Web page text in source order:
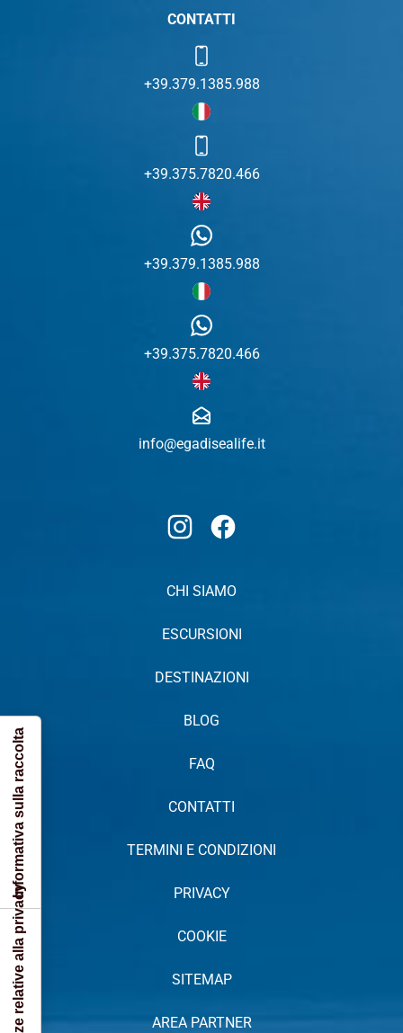
CONTATTI
+39.379.1385.988
+39.375.7820.466
+39.379.1385.988
+39.375.7820.466
info@egadisealife.it
InstagramFacebook
CHI SIAMO
ESCURSIONI
DESTINAZIONI
BLOG
FAQ
CONTATTI
TERMINI E CONDIZIONI
PRIVACY
COOKIE
SITEMAP
AREA PARTNER
Informativa sulla raccolta